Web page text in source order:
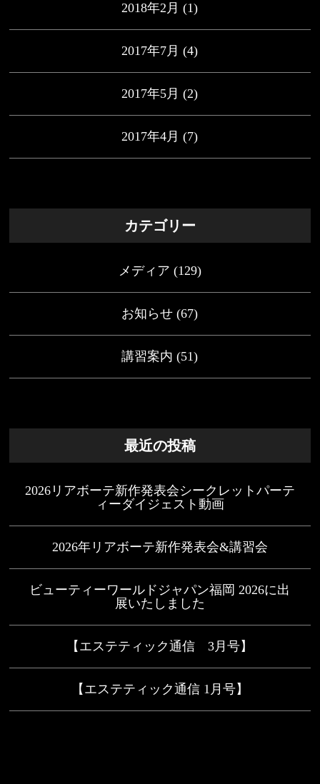
2018年2月 (1)
2017年7月 (4)
2017年5月 (2)
2017年4月 (7)
カテゴリー
メディア (129)
お知らせ (67)
講習案内 (51)
最近の投稿
2026リアボーテ新作発表会シークレットパーテ
ィーダイジェスト動画
2026年リアボーテ新作発表会&講習会
ビューティーワールドジャパン福岡 2026に出
展いたしました
【エステティック通信 3月号】
【エステティック通信 1月号】